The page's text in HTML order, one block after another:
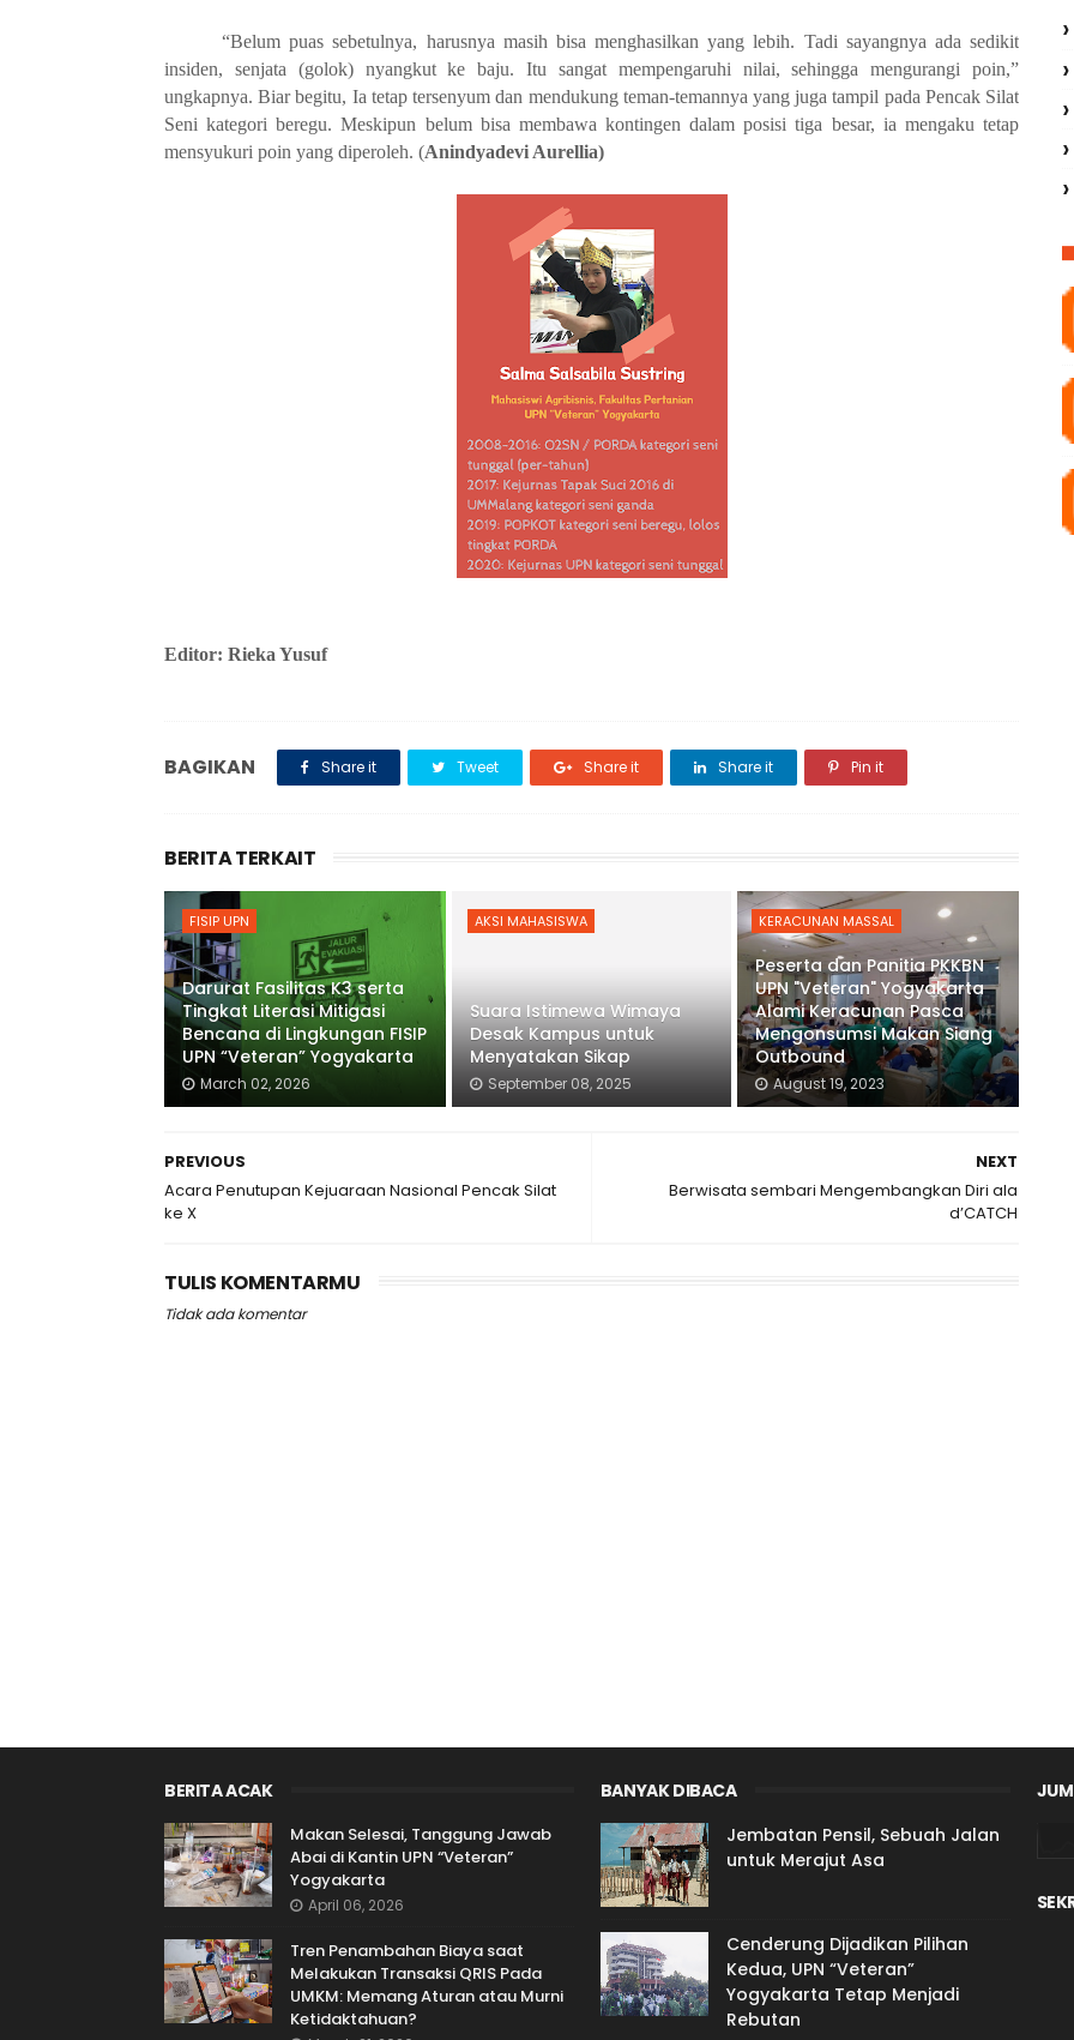
“Belum puas sebetulnya, harusnya masih bisamenghasilkan yang lebih. Tadi sayangnya ada sedikit
insiden, senjata (golok)nyangkut ke baju. Itu sangat mempengaruhi nilai, sehingga
mengurangi poin,”
ungkapnya. Biar begitu, Ia tetap tersenyum dan mendukung teman-temannya yang juga tampil pada Pencak Silat
Seni kategori beregu. Meskipun belum bisa membawa kontingen dalam posisi tiga besar, ia mengaku tetap
mensyukuri poin yang diperoleh. (Anindyadevi Aurellia)
Editor: Rieka Yusuf
BAGIKAN Share it Tweet Share it Share it Pin it
BERITA TERKAIT
FISIP UPN
Darurat Fasilitas K3 serta
Tingkat Literasi Mitigasi
Bencana di Lingkungan FISIP
UPN “Veteran” Yogyakarta
March 02, 2026
AKSI MAHASISWA
Suara Istimewa Wimaya
Desak Kampus untuk
Menyatakan Sikap
September 08, 2025
KERACUNAN MASSAL
Peserta dan Panitia PKKBN
UPN "Veteran" Yogyakarta
Alami Keracunan Pasca
Mengonsumsi Makan Siang
Outbound
August 19, 2023
NEXT
Berwisata sembari Mengembangkan Diri ala
d’CATCH
PREVIOUS
Acara Penutupan Kejuaraan Nasional Pencak Silat
ke X
TULIS KOMENTARMU
Tidak ada komentar
BERITA ACAK
Makan Selesai, Tanggung Jawab
Abai di Kantin UPN “Veteran”
Yogyakarta
April 06, 2026
Tren Penambahan Biaya saat
Melakukan Transaksi QRIS Pada
UMKM: Memang Aturan atau Murni
Ketidaktahuan?
BANYAK DIBACA
Jembatan Pensil, Sebuah Jalan
untuk Merajut Asa
Cenderung Dijadikan Pilihan
Kedua, UPN “Veteran”
Yogyakarta Tetap Menjadi
Rebutan